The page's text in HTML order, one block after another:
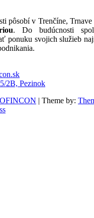
pôsobí v Trenčíne,
. Do budúcnosti
ponuku svojich služieb
2B, Pezinok
| Theme by: